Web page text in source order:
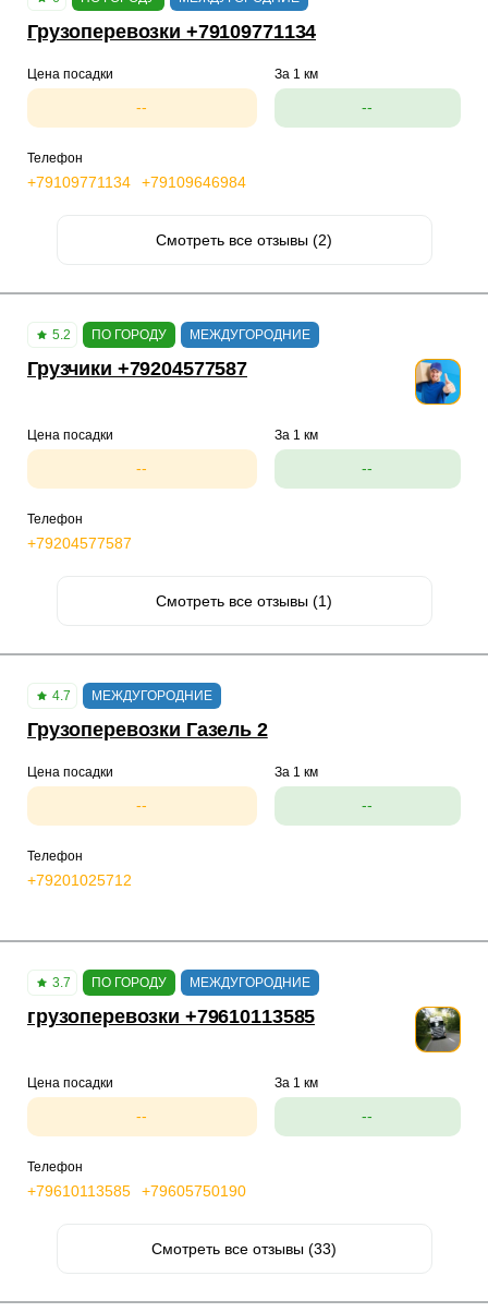
Грузоперевозки +79109771134
Цена посадки
--
За 1 км
--
Телефон
+79109771134 +79109646984
Смотреть все отзывы (2)
5.2 ПО ГОРОДУ МЕЖДУГОРОДНИЕ
Грузчики +79204577587
Цена посадки
--
За 1 км
--
Телефон
+79204577587
Смотреть все отзывы (1)
4.7 МЕЖДУГОРОДНИЕ
Грузоперевозки Газель 2
Цена посадки
--
За 1 км
--
Телефон
+79201025712
3.7 ПО ГОРОДУ МЕЖДУГОРОДНИЕ
грузоперевозки +79610113585
Цена посадки
--
За 1 км
--
Телефон
+79610113585 +79605750190
Смотреть все отзывы (33)